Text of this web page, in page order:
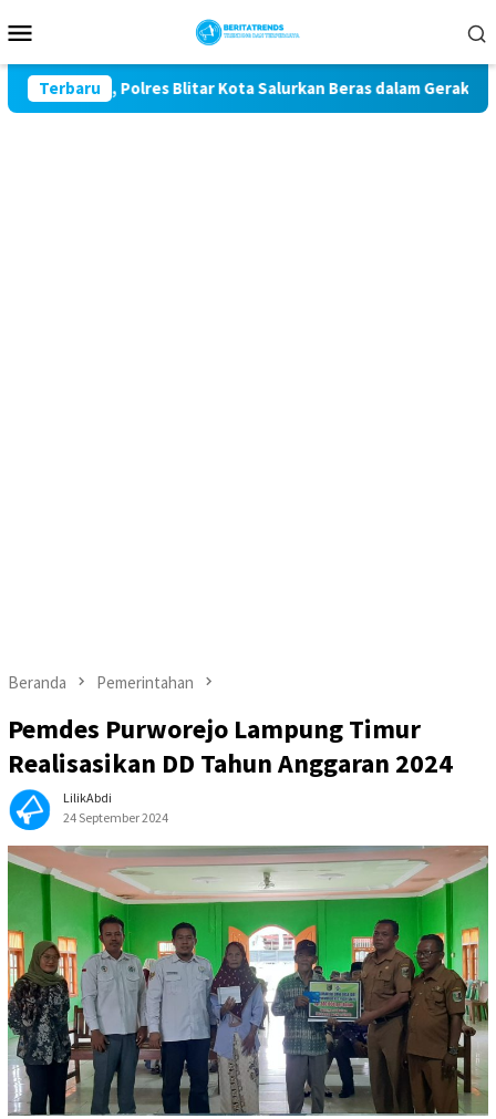
ke
Mobile
Terbaru
ke-81, Polres Blitar Kota Salurkan Beras dalam Gerakan
Beranda Pemerintahan
Pemdes Purworejo Lampung Timur
Realisasikan DD Tahun Anggaran 2024
LilikAbdi
24 September 2024